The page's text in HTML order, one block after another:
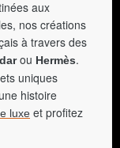
aux
nos créations
à travers des
ou Hermès.
uniques
histoire
luxe et profitez